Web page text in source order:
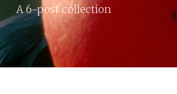
A 6-post collection